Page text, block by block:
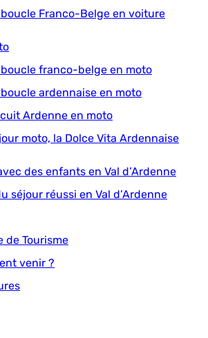
boucle Franco-Belge en voiture
boucle franco-belge en moto
ardennaise en moto
Ardenne en moto
moto, la Dolce Vita Ardennaise
des enfants en Val d’Ardenne
séjour réussi en Val d’Ardenne
de Tourisme
venir ?